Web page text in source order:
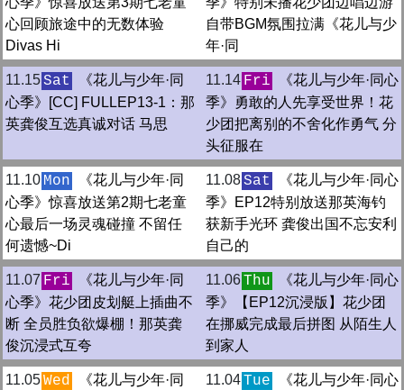
心回顾旅途中的无数体验
Divas Hi
自带BGM氛围拉满《花儿与少
年·同
11.15Sat
《花儿与少年·同
心季》[CC] FULLEP13-1：那
英龚俊互选真诚对话 马思
11.14 Fri
《花儿与少年·同心
季》勇敢的人先享受世界！花
少团把离别的不舍化作勇气 分
头征服在
11.10 Mon
《花儿与少年·同
心季》惊喜放送第2期七老童
心最后一场灵魂碰撞 不留任
何遗憾~Di
11.08Sat
《花儿与少年·同心
季》EP12特别放送那英海钓
获新手光环 龚俊出国不忘安利
自己的
11.07 Fri
《花儿与少年·同
心季》花少团皮划艇上插曲不
断 全员胜负欲爆棚！那英龚
俊沉浸式互夸
11.06Thu
《花儿与少年·同心
季》【EP12沉浸版】花少团
在挪威完成最后拼图 从陌生人
到家人
11.05Wed
《花儿与少年·同
11.04Tue
《花儿与少年·同心